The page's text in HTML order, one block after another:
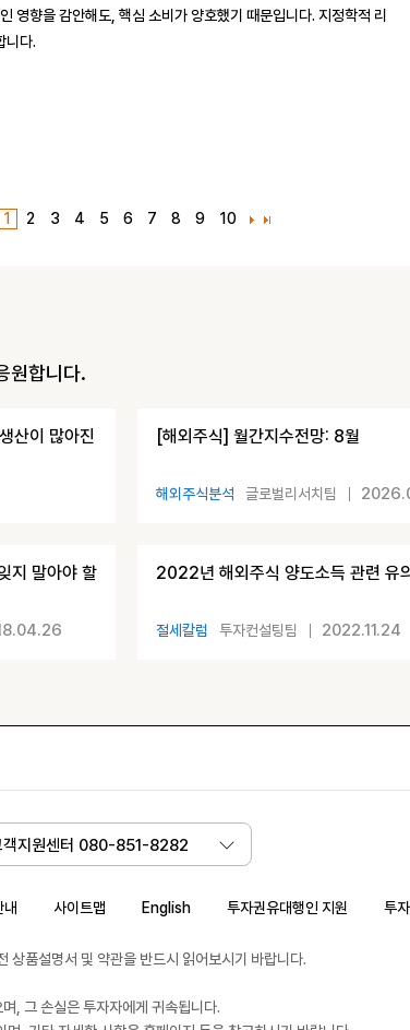
영향을 감안해도, 핵심 소비가 양호했기 때문입니다. 지정학적 리
니다.
1 2 3 4 5 6 7 8 9 10
원합니다.
산이 많아진
[해외주식] 월간지수전망: 8월
해외주식분석 글로벌리서치팀
지 말아야 할
2022년 해외주식 양도소득 관련 유
절세칼럼 투자컨설팅팀 2022.11.24
객지원센터 080-851-8282
사이트맵 English 투자권유대행인 지원 투
상품설명서 및 약관을 반드시 읽어보시기 바랍니다.
, 그 손실은 투자자에게 귀속됩니다.